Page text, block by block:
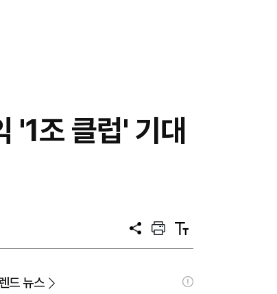
'1조 클럽' 기대
공
프
트
텍
트
드 뉴스